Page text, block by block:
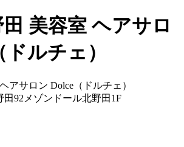
アサロン Dolce（ドルチェ）
田92メゾンドール北野田1F